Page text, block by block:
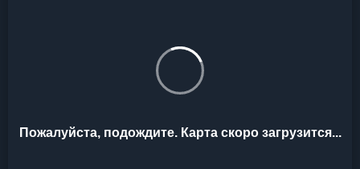
Пожалуйста, подождите. Карта скоро загрузится...